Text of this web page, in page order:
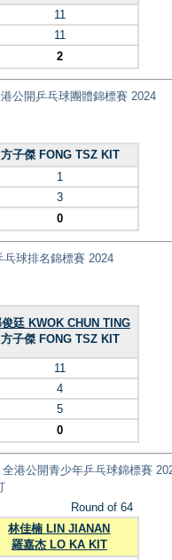
11
11
2
公開乒乓球團體錦標賽 2024
方子傑 FONG TSZ KIT
1
3
0
乓球排名錦標賽 2024
廷 KWOK CHUN TING
方子傑 FONG TSZ KIT
11
4
5
0
港公開青少年乒乓球錦標賽
Round of 64
林佳楠 LIN JIANAN
羅嘉杰 LO KA KIT